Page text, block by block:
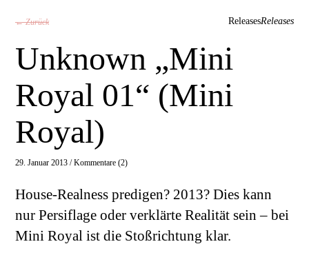
← Zurück ReleasesReleases
Unknown „Mini
Royal 01“ (Mini
Royal)
29. Januar 2013 /Kommentare (2)
House-Realness predigen? 2013? Dies kann
nur Persiflage oder verklärte Realität sein – bei
Mini Royal ist die Stoßrichtung klar.